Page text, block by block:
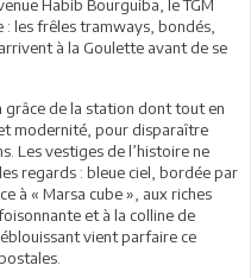
Habib Bourguiba, le TGM
les frêles tramways, bondés,
à la Goulette avant de se
grâce de la station dont tout en
modernité, pour disparaître
Les vestiges de l’histoire ne
regards : bleue ciel, bordée par
à « Marsa cube », aux riches
et à la colline de
vient parfaire ce